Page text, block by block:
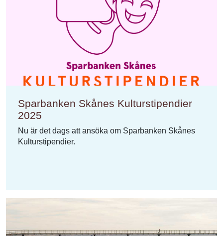
Sparbanken Skånes Kulturstipendier
2025
Nu är det dags att ansöka om Sparbanken Skånes
Kulturstipendier.